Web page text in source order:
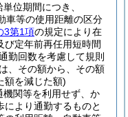
位期間につき、
車等の使用距離の区分
3第1項の規定により在
び定年前再任用短時間
勤回数を考慮して規則
、その額から、その額
額を減じた額)
関等を利用せず、か
より通勤するものと